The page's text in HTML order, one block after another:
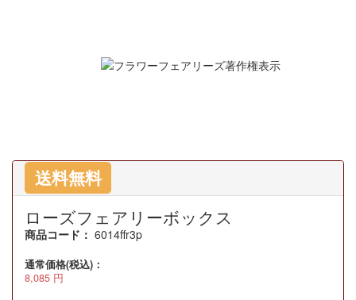
送料無料
ローズフェアリーボックス
商品コード： 6014ffr3p
通常価格(税込)：
8,085 円